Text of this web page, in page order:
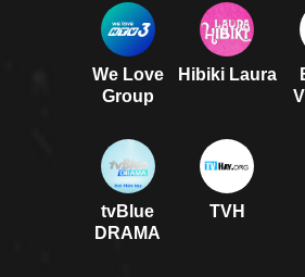
We Love
Group
Hibiki Laura
tvBlue
DRAMA
TVH